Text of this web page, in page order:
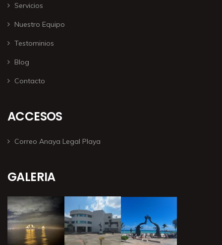
Servicios
Nuestro Equipo
Testominios
Blog
Contacto
ACCESOS
Correo Anaya Legal Playa
GALERIA